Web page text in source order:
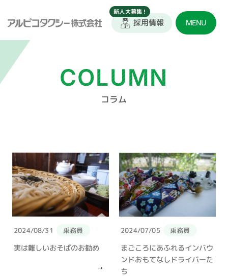
MENU
採用情報
コラム
COLUMN
2024/08/31 乗務員
実は難しいおそばのお勧め
2024/07/05 乗務員
まごころにあふれるインバウ
ンドおもてなしドライバーた
ち